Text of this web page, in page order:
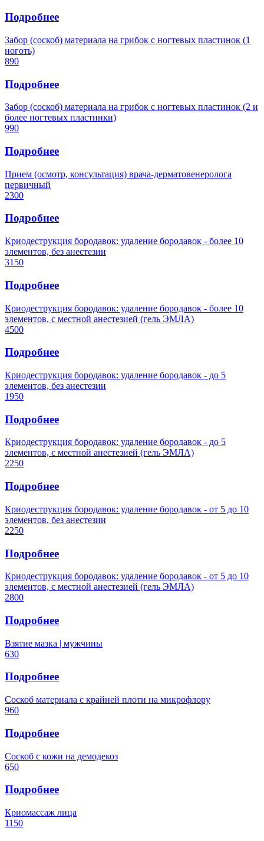
Подробнее
Забор (соскоб) материала на грибок с ногтевых пластинок (1
ноготь)
890
Подробнее
Забор (соскоб) материала на грибок с ногтевых пластинок (2 и
более ногтевых пластинки)
990
Подробнее
Прием (осмотр, консультация) врача-дерматовенеролога
первичный
2300
Подробнее
Криодеструкция бородавок: удаление бородавок - более 10
элементов, без анестезии
3150
Подробнее
Криодеструкция бородавок: удаление бородавок - более 10
элементов, с местной анестезией (гель ЭМЛА)
4500
Подробнее
Криодеструкция бородавок: удаление бородавок - до 5
элементов, без анестезии
1950
Подробнее
Криодеструкция бородавок: удаление бородавок - до 5
элементов, с местной анестезией (гель ЭМЛА)
2250
Подробнее
Криодеструкция бородавок: удаление бородавок - от 5 до 10
элементов, без анестезии
2250
Подробнее
Криодеструкция бородавок: удаление бородавок - от 5 до 10
элементов, с местной анестезией (гель ЭМЛА)
2800
Подробнее
Взятие мазка | мужчины
630
Подробнее
Соскоб материала с крайней плоти на микрофлору
960
Подробнее
Соскоб с кожи на демодекоз
650
Подробнее
Криомассаж лица
1150